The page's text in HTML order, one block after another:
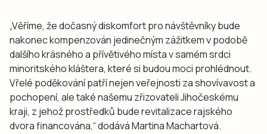
„Věříme, že dočasný diskomfort pro návštěvníky bude
nakonec kompenzován jedinečným zážitkem v podobě
dalšího krásného a přívětivého místa v samém srdci
minoritského kláštera, které si budou moci prohlédnout.
Vřelé poděkování patří nejen veřejnosti za shovívavost a
pochopení, ale také našemu zřizovateli Jihočeskému
kraji, z jehož prostředků bude revitalizace rajského
dvora financována,“ dodává Martina Machartová.